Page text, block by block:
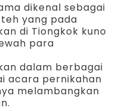
dikenal sebagai
yang pada
di Tiongkok kuno
para
dalam berbagai
acara pernikahan
melambangkan